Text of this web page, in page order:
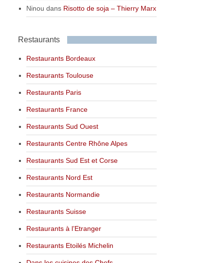
Ninou dans Risotto de soja – Thierry Marx
Restaurants
Restaurants Bordeaux
Restaurants Toulouse
Restaurants Paris
Restaurants France
Restaurants Sud Ouest
Restaurants Centre Rhône Alpes
Restaurants Sud Est et Corse
Restaurants Nord Est
Restaurants Normandie
Restaurants Suisse
Restaurants à l’Etranger
Restaurants Etoilés Michelin